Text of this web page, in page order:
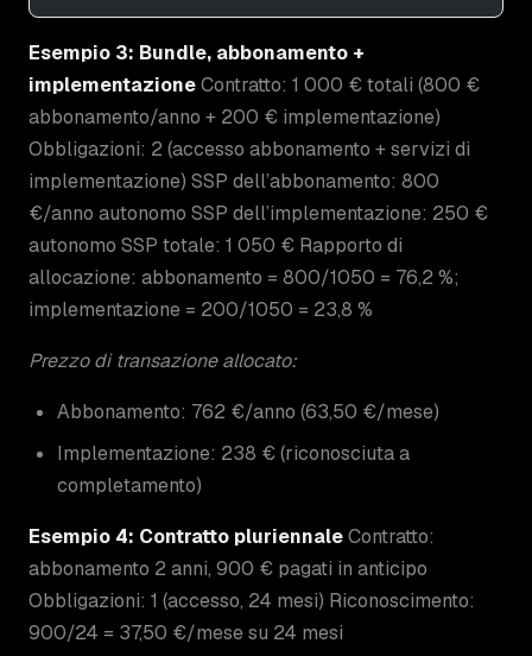
Esempio 3: Bundle, abbonamento +
implementazioneContratto: 1 000 € totali (800 €
abbonamento/anno + 200 € implementazione)
Obbligazioni: 2 (accesso abbonamento + servizi di
implementazione) SSP dell’abbonamento: 800
€/anno autonomo SSP dell’implementazione: 250 €
autonomo SSP totale: 1 050 € Rapporto di
allocazione: abbonamento = 800/1050 = 76,2 %;
implementazione = 200/1050 = 23,8 %
Prezzo di transazione allocato:
Abbonamento: 762 €/anno (63,50 €/mese)
Implementazione: 238 € (riconosciuta a
completamento)
Esempio 4: Contratto pluriennaleContratto:
abbonamento 2 anni, 900 € pagati in anticipo
Obbligazioni: 1 (accesso, 24 mesi) Riconoscimento:
900/24 = 37,50 €/mese su 24 mesi